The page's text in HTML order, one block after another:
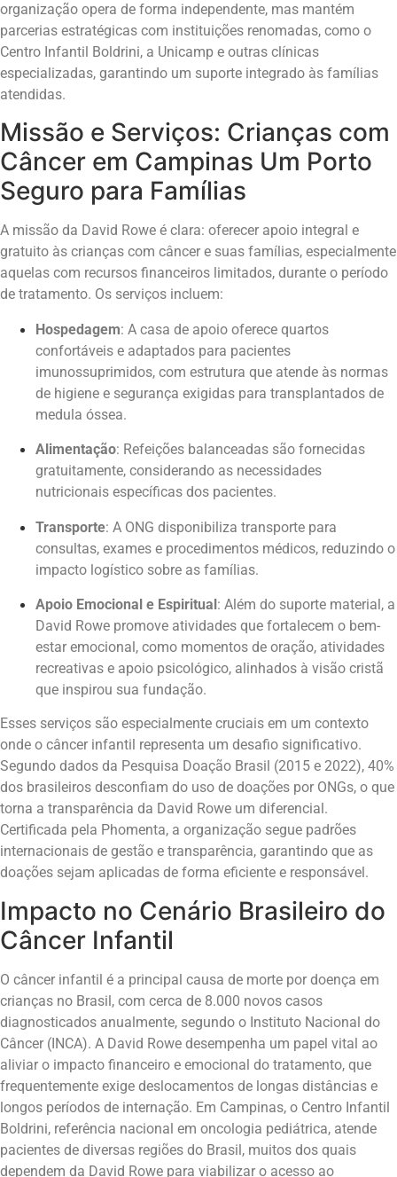
organização opera de forma independente, mas mantém
parcerias estratégicas com instituições renomadas, como o
Centro Infantil Boldrini, a Unicamp e outras clínicas
especializadas, garantindo um suporte integrado às famílias
atendidas.
Missão e Serviços: Crianças com
Câncer em Campinas Um Porto
Seguro para Famílias
A missão da David Rowe é clara: oferecer apoio integral e
gratuito às crianças com câncer e suas famílias, especialmente
aquelas com recursos financeiros limitados, durante o período
de tratamento. Os serviços incluem:
Hospedagem: A casa de apoio oferece quartos
confortáveis e adaptados para pacientes
imunossuprimidos, com estrutura que atende às normas
de higiene e segurança exigidas para transplantados de
medula óssea.
Alimentação: Refeições balanceadas são fornecidas
gratuitamente, considerando as necessidades
nutricionais específicas dos pacientes.
Transporte: A ONG disponibiliza transporte para
consultas, exames e procedimentos médicos, reduzindo o
impacto logístico sobre as famílias.
Apoio Emocional e Espiritual: Além do suporte material, a
David Rowe promove atividades que fortalecem o bem-
estar emocional, como momentos de oração, atividades
recreativas e apoio psicológico, alinhados à visão cristã
que inspirou sua fundação.
Esses serviços são especialmente cruciais em um contexto
onde o câncer infantil representa um desafio significativo.
Segundo dados da Pesquisa Doação Brasil (2015 e 2022), 40%
dos brasileiros desconfiam do uso de doações por ONGs, o que
torna a transparência da David Rowe um diferencial.
Certificada pela Phomenta, a organização segue padrões
internacionais de gestão e transparência, garantindo que as
doações sejam aplicadas de forma eficiente e responsável.
Impacto no Cenário Brasileiro do
Câncer Infantil
O câncer infantil é a principal causa de morte por doença em
crianças no Brasil, com cerca de 8.000 novos casos
diagnosticados anualmente, segundo o Instituto Nacional do
Câncer (INCA). A David Rowe desempenha um papel vital ao
aliviar o impacto financeiro e emocional do tratamento, que
frequentemente exige deslocamentos de longas distâncias e
longos períodos de internação. Em Campinas, o Centro Infantil
Boldrini, referência nacional em oncologia pediátrica, atende
pacientes de diversas regiões do Brasil, muitos dos quais
dependem da David Rowe para viabilizar o acesso ao